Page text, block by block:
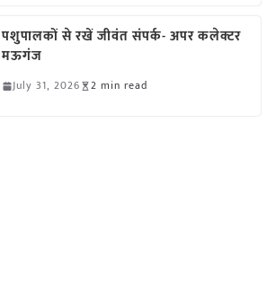
पशुपालकों से रखें जीवंत संपर्क- अपर कलेक्टर
मऊगंज
July 31, 2026 2 min read